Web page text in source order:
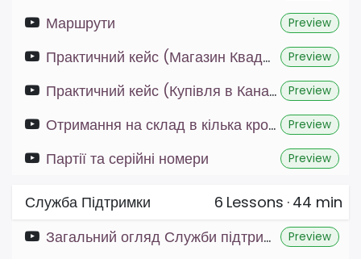
Маршрути Preview
Практичний кейс (Магазин Квадро) Preview
Практичний кейс (Купівля в Канаді) Preview
Отримання на склад в кілька кроків Preview
Партії та серійні номери Preview
Служба Підтримки 6 Lessons · 44 min
Загальний огляд Служби підтримки
Preview